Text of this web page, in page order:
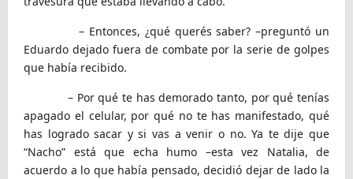
– Entonces, ¿qué querés saber? –preguntó un
Eduardo dejado fuera de combate por la serie de golpes
que había recibido.
– Por qué te has demorado tanto, por qué tenías
apagado el celular, por qué no te has manifestado, qué
has logrado sacar y si vas a venir o no. Ya te dije que
“Nacho” está que echa humo –esta vez Natalia, de
acuerdo a lo que había pensado, decidió dejar de lado la